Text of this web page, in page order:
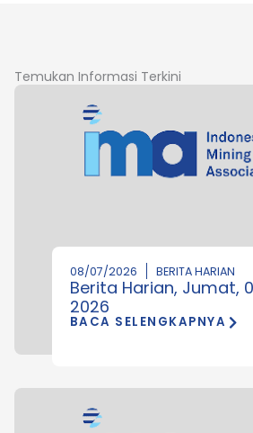
Temukan Informasi Terkini
08/07/2026 BERITA HARIAN
Berita Harian, Jumat,
2026
BACA SELENGKAPNYA